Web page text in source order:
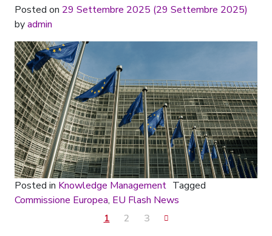
Posted on 29 Settembre 2025 (29 Settembre 2025)
byadmin
Posted in Knowledge Management Tagged
Commissione Europea, EU Flash News
Posts navigation
1 2 3